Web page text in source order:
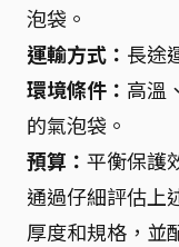
泡袋。
運輸方式： 長途
環境條件： 高溫
的氣泡袋。
預算： 平衡保護
通過仔細評估上
厚度和規格，並